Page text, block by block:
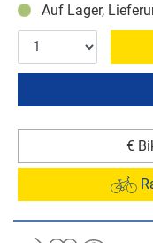
Auf Lager,
€